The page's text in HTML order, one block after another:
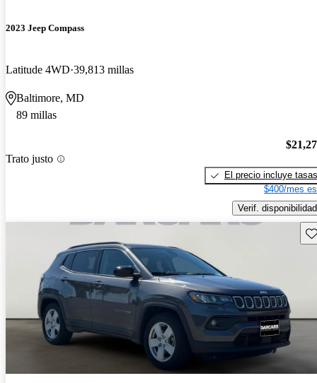
2023 Jeep Compass
Latitude 4WD 39,813 millas
Baltimore, MD
89 millas
Trato justo
El precio incluye tasas
$400/mes
Verif. disponibilidad